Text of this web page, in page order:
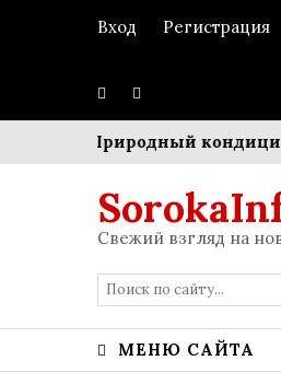
Вход Регистрация
Природный
Свежий взгляд на
МЕНЮ САЙТА